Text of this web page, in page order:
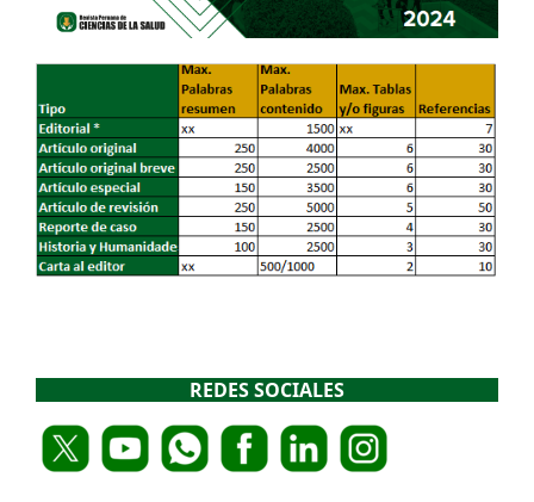
REDES SOCIALES